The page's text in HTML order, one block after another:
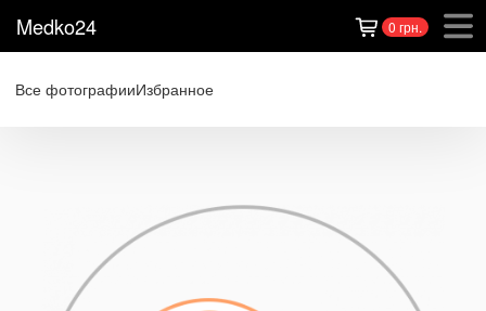
Medko24 0 грн.
Все фотографииИзбранное